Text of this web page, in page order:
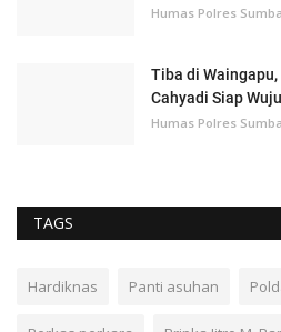
Humas Polres
Tiba di Waingapu,
Cahyadi Siap
Humas Polres
TAGS
Hardiknas Panti asuhan